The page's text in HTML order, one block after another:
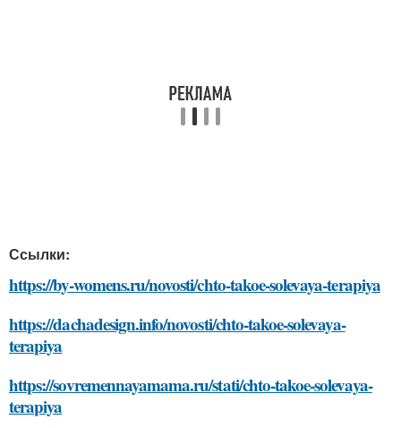
Ссылки:
https://by-womens.ru/novosti/chto-takoe-solevaya-terapiya
https://dachadesign.info/novosti/chto-takoe-solevaya-
terapiya
https://sovremennayamama.ru/stati/chto-takoe-solevaya-
terapiya